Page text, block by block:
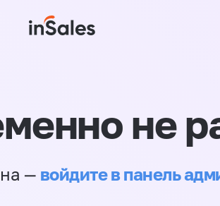
не
— войдите в панель